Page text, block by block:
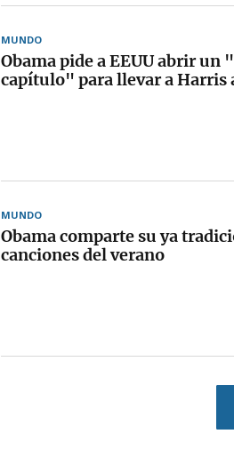
MUNDO
Obama pide a EEUU abrir un
capítulo" para llevar a Harris
MUNDO
Obama comparte su ya
canciones del verano